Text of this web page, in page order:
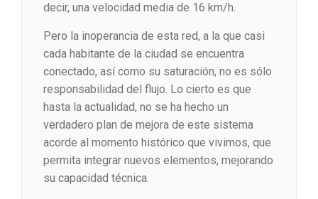
decir, una velocidad media de 16 km/h.
Pero la inoperancia de esta red, a la que casi
cada habitante de la ciudad se encuentra
conectado, así como su saturación, no es sólo
responsabilidad del flujo. Lo cierto es que
hasta la actualidad, no se ha hecho un
verdadero plan de mejora de este sistema
acorde al momento histórico que vivimos, que
permita integrar nuevos elementos, mejorando
su capacidad técnica.